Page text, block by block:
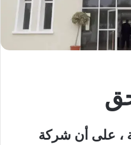
، على أن شركة